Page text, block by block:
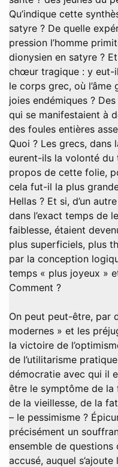
Qu’indique cette
satyre ? De quelle
pression l’homme
dionysien en satyre ?
chœur tragique : y eut-
le corps grec, où
joies endémiques ?
qui se manifestaient à
des foules entières
Quoi ? Les grecs, dans
eurent-ils la volonté du
propos de cette folie,
cela fut-il la plus
Hellas ? Et si, d’un
dans l’exact temps de
faiblesse, étaient
plus superficiels, plus
par la conception
temps « plus joyeux »
Comment ?
On peut peut-être, par
modernes » et les
la victoire de
de l’utilitarisme
démocratie avec qui il
être le symptôme de la
de la vieillesse, de la
– le pessimisme ?
précisément un
ensemble de
accusé, auquel